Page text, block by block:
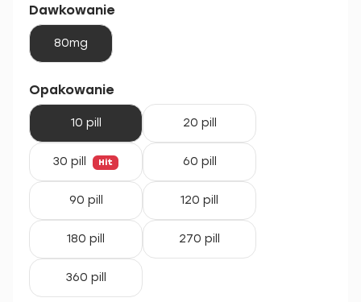
Dawkowanie
80mg
Opakowanie
10 pill 20 pill
30 pill Hit 60 pill
90 pill 120 pill
180 pill 270 pill
360 pill